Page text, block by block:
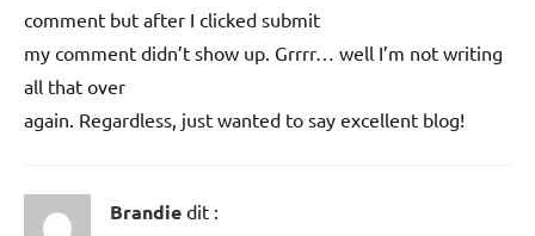
comment but after I clicked submit
my comment didn’t show up. Grrrr… well I’m not writing
all that over
again. Regardless, just wanted to say excellent blog!
Brandie dit :